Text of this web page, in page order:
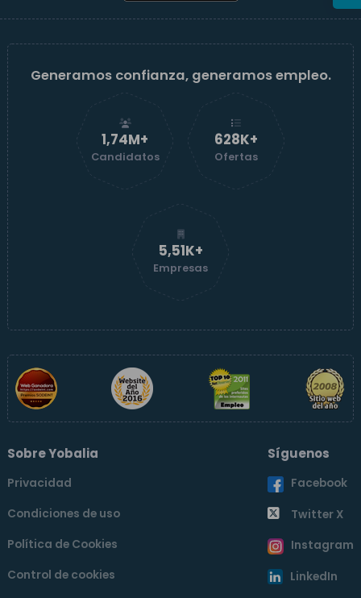
Generamos confianza, generamos empleo.
1,74M+
Candidatos
629K+
Ofertas
5,51K+
Empresas
Sobre Yobalia
Privacidad
Condiciones de uso
Política de Cookies
Control de cookies
Síguenos
Facebook
Twitter X
Instagram
LinkedIn